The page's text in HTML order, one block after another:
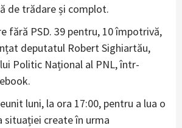
de trădare și complot.
fără PSD. 39 pentru, 10 împotrivă,
deputatul Robert Sighiartău,
Politic Național al PNL, într-
luni, la ora 17:00, pentru a lua o
situației create în urma